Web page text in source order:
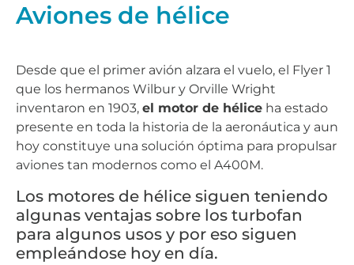
Aviones de hélice
Desde que el primer avión alzara el vuelo, el Flyer 1
que los hermanos Wilbur y Orville Wright
inventaron en 1903, el motor de hélice ha estado
presente en toda la historia de la aeronáutica y aun
hoy constituye una solución óptima para propulsar
aviones tan modernos como el A400M.
Los motores de hélice siguen teniendo
algunas ventajas sobre los turbofan
para algunos usos y por eso siguen
empleándose hoy en día.